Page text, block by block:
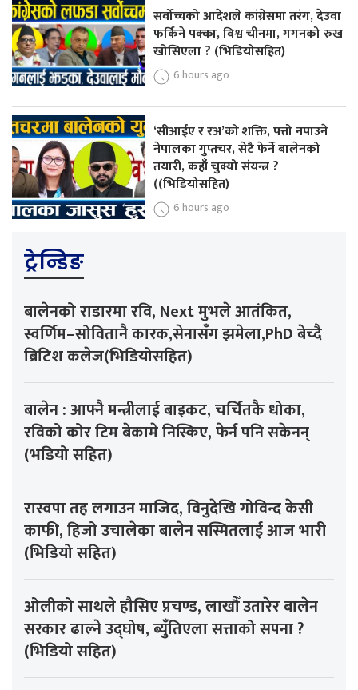
सर्वोच्चको आदेशले कांग्रेसमा तरंग, देउवा
फर्किने पक्का, विश्व चीनमा, गगनको रुख
खोसिएला ? (भिडियोसहित)
6 hours ago
‘सीआईए र रअ’को शक्ति, पत्तो नपाउने
नेपालका गुप्तचर, सेटै फेर्ने बालेनको
तयारी, कहाँ चुक्यो संयन्त्र ?
((भिडियोसहित)
6 hours ago
ट्रेन्डिङ
बालेनको राडारमा रवि, Next मुभले आतंकित,
स्वर्णिम–सोवितानै कारक,सेनासँग झमेला,PhD बेच्दै
ब्रिटिश कलेज(भिडियोसहित)
बालेन : आफ्नै मन्त्रीलाई बाइकट, चर्चितकै धोका,
रविको कोर टिम बेकामे निस्किए, फेर्न पनि सकेनन्
(भडियो सहित)
रास्वपा तह लगाउन माजिद, विनुदेखि गोविन्द केसी
काफी, हिजो उचालेका बालेन सस्मितलाई आज भारी
(भिडियो सहित)
ओलीको साथले हौसिए प्रचण्ड, लाखौँ उतारेर बालेन
सरकार ढाल्ने उद्घोष, ब्युँतिएला सत्ताको सपना ?
(भिडियो सहित)